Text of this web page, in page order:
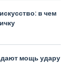
в чем
мощь удару